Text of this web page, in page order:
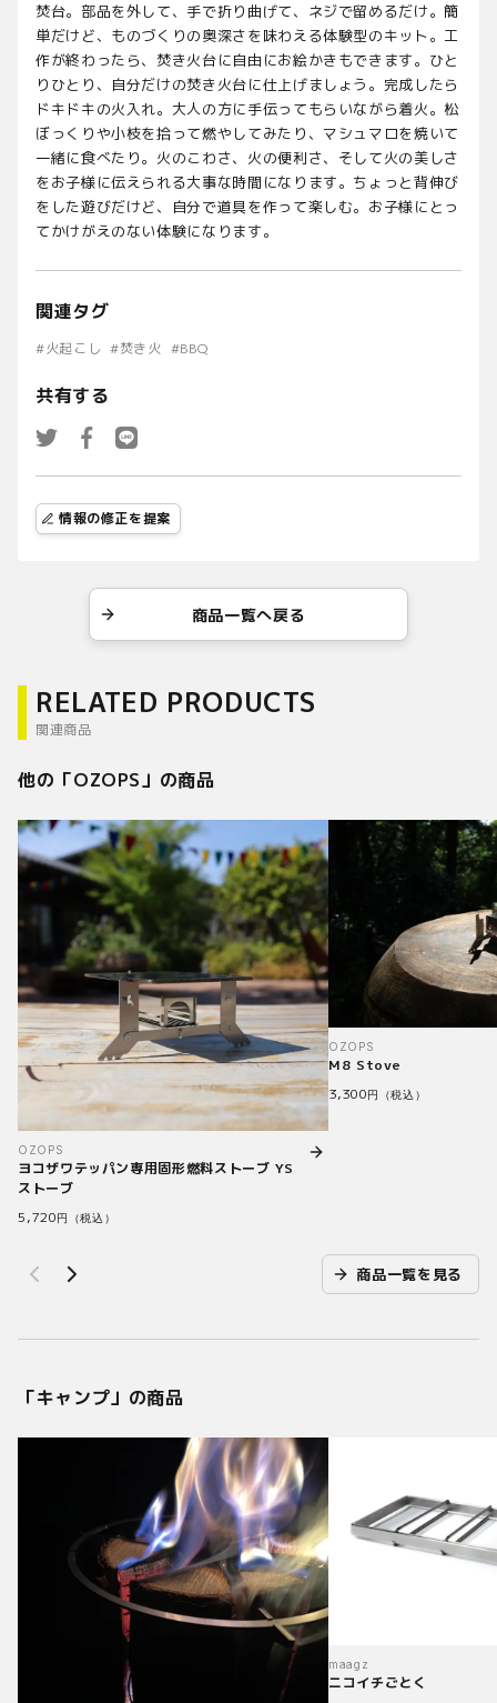
焚台。部品を外して、手で折り曲げて、ネジで留めるだけ。簡
単だけど、ものづくりの奥深さを味わえる体験型のキット。工
作が終わったら、焚き火台に自由にお絵かきもできます。ひと
りひとり、自分だけの焚き火台に仕上げましょう。完成したら
ドキドキの火入れ。大人の方に手伝ってもらいながら着火。松
ぼっくりや小枝を拾って燃やしてみたり、マシュマロを焼いて
一緒に食べたり。火のこわさ、火の便利さ、そして火の美しさ
をお子様に伝えられる大事な時間になります。ちょっと背伸び
をした遊びだけど、自分で道具を作って楽しむ。お子様にとっ
てかけがえのない体験になります。
関連タグ
#火起こし #焚き火 #BBQ
共有する
情報の修正を提案
商品一覧へ戻る
RELATED PRODUCTS
関連商品
他の「OZOPS」の商品
OZOPS
ヨコザワテッパン専用固形燃料ストーブ YS
ストーブ
5,720円（税込）
OZOPS
M8 Stove
3,300円（税込）
商品一覧を見る
「キャンプ」の商品
maagz
ニコイチごとく